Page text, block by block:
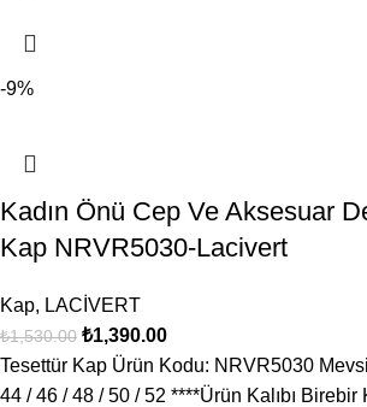
-9%
Kadın Önü Cep Ve Aksesuar
Kap NRVR5030-Lacivert
Kap, LACİVERT
₺1,530.00 ₺1,390.00
Tesettür Kap Ürün Kodu: NRVR5030
44 / 46 / 48 / 50 / 52 ****Ürün Kalıbı Birebir